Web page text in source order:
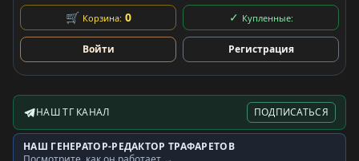
🛒 Корзина: 0 ✓ Купленные:
Войти Регистрация
Telegram-канал
НАШ ТГ КАНАЛ ПОДПИСАТЬСЯ
НАШ ГЕНЕРАТОР-РЕДАКТОР ТРАФАРЕТОВ